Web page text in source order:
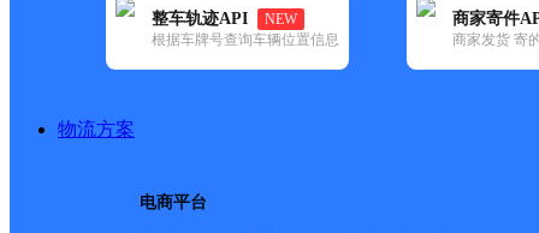
整车轨迹API
NEW
根据车牌号查询车辆位置信息
商家寄件
商家发货 寄
物流方案
电商平台
所属快递：极兔速递
所属区域：北京市-北京市-大兴区
网点地址：黄村镇观音寺街道新居里底商
网点负责人：